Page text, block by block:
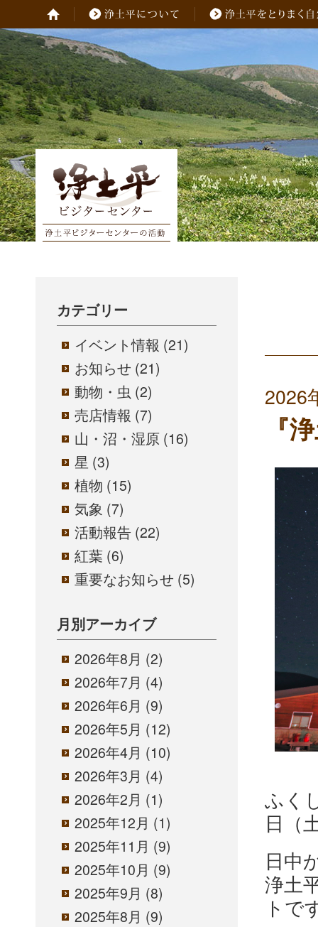
カテゴリー
イベント情報 (21)
お知らせ (21)
動物・虫 (2)
売店情報 (7)
山・沼・湿原 (16)
星 (3)
植物 (15)
気象 (7)
活動報告 (22)
紅葉 (6)
重要なお知らせ (5)
月別アーカイブ
2026年8月 (2)
2026年7月 (4)
2026年6月 (9)
2026年5月 (12)
2026年4月 (10)
2026年3月 (4)
2026年2月 (1)
2025年12月 (1)
2025年11月 (9)
2025年10月 (9)
2025年9月 (8)
2025年8月 (9)
2026
『
ふく
日（
日中
浄土
トで